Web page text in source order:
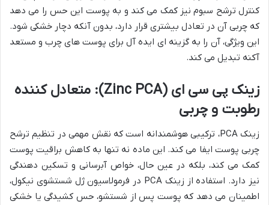
کنترل ترشح سبوم نیز کمک می کند و به پوست این حس را می دهد
که چربی آن در تعادل بیشتری قرار دارد، بدون آنکه دچار خشکی شود.
این ویژگی، آن را به گزینه ای ایده آل برای پوست های چرب و مستعد
آکنه تبدیل می کند.
زینک پی سی ای (Zinc PCA): متعادل کننده
رطوبت و چربی
زینک PCA، ترکیبی هوشمندانه است که نقش مهمی در تنظیم ترشح
چربی پوست ایفا می کند. این ماده نه تنها به کاهش براقیت پوست
کمک می کند، بلکه در عین حال، خواص آبرسانی و تسکین دهندگی
نیز دارد. استفاده از زینک PCA در فرمولاسیون ژل شستشوی نیکول،
اطمینان می دهد که پوست پس از شستشو، حس کشیدگی یا خشکی